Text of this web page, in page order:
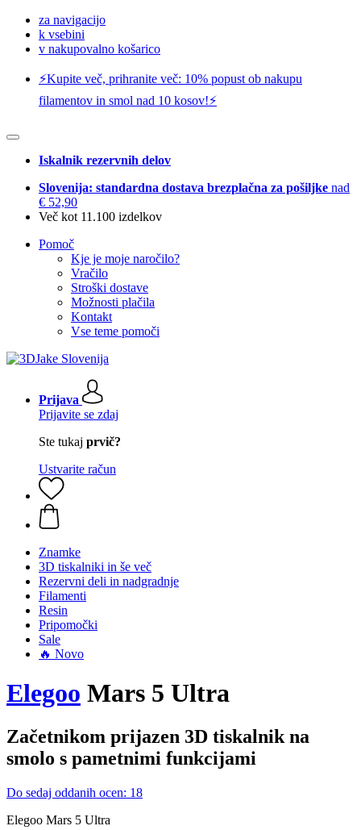
za navigacijo
k vsebini
v nakupovalno košarico
⚡️Kupite več, prihranite več: 10% popust ob nakupu
filamentov in smol nad 10 kosov!⚡️
Iskalnik rezervnih delov
Slovenija: standardna dostava brezplačna za pošiljke nad
€ 52,90
Več kot 11.100 izdelkov
Pomoč
Kje je moje naročilo?
Vračilo
Stroški dostave
Možnosti plačila
Kontakt
Vse teme pomoči
Prijava
Prijavite se zdaj
Ste tukaj prvič?
Ustvarite račun
Znamke
3D tiskalniki in še več
Rezervni deli in nadgradnje
Filamenti
Resin
Pripomočki
Sale
🔥 Novo
Elegoo Mars 5 Ultra
Začetnikom prijazen 3D tiskalnik na
smolo s pametnimi funkcijami
Do sedaj oddanih ocen: 18
Elegoo Mars 5 Ultra